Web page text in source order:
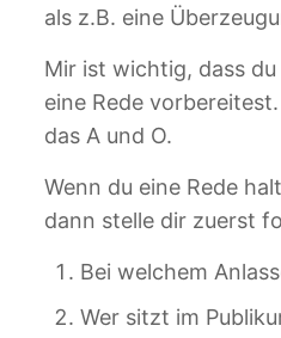
als z.B. eine
Mir ist wichtig, dass
eine Rede
das A und O.
Wenn du eine Rede
dann stelle dir zuerst
Bei welchem
Wer sitzt im